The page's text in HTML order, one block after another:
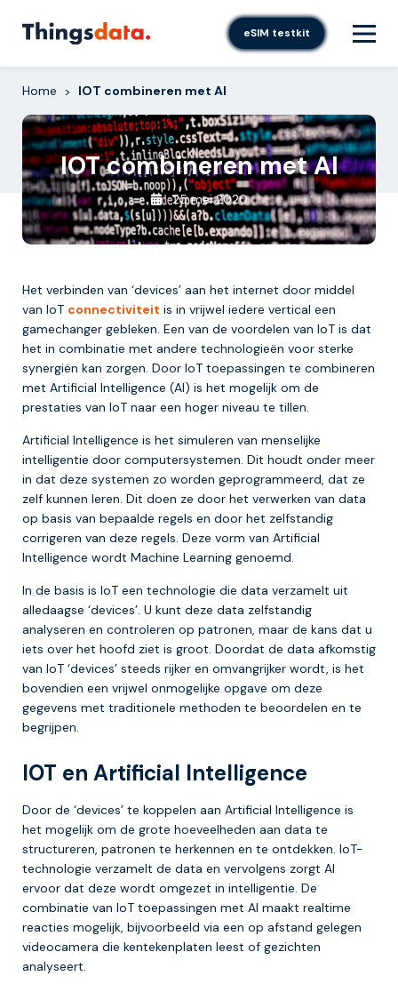
eSIM testkit
Home > IOT combineren met AI
IOT combineren met AI
25 mei 2020
Het verbinden van ‘devices’ aan het internet door middel
van IoT connectiviteit is in vrijwel iedere vertical een
gamechanger gebleken. Een van de voordelen van IoT is dat
het in combinatie met andere technologieën voor sterke
synergiën kan zorgen. Door IoT toepassingen te combineren
met Artificial Intelligence (AI) is het mogelijk om de
prestaties van IoT naar een hoger niveau te tillen.
Artificial Intelligence is het simuleren van menselijke
intelligentie door computersystemen. Dit houdt onder meer
in dat deze systemen zo worden geprogrammeerd, dat ze
zelf kunnen leren. Dit doen ze door het verwerken van data
op basis van bepaalde regels en door het zelfstandig
corrigeren van deze regels. Deze vorm van Artificial
Intelligence wordt Machine Learning genoemd.
In de basis is IoT een technologie die data verzamelt uit
alledaagse ‘devices’. U kunt deze data zelfstandig
analyseren en controleren op patronen, maar de kans dat u
iets over het hoofd ziet is groot. Doordat de data afkomstig
van IoT ‘devices’ steeds rijker en omvangrijker wordt, is het
bovendien een vrijwel onmogelijke opgave om deze
gegevens met traditionele methoden te beoordelen en te
begrijpen.
IOT en Artificial Intelligence
Door de ‘devices’ te koppelen aan Artificial Intelligence is
het mogelijk om de grote hoeveelheden aan data te
structureren, patronen te herkennen en te ontdekken. IoT-
technologie verzamelt de data en vervolgens zorgt AI
ervoor dat deze wordt omgezet in intelligentie. De
combinatie van IoT toepassingen met AI maakt realtime
reacties mogelijk, bijvoorbeeld via een op afstand gelegen
videocamera die kentekenplaten leest of gezichten
analyseert.